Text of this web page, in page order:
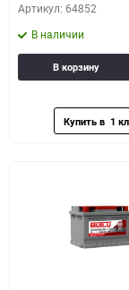
Артикул: 64852
В наличии
В корзину